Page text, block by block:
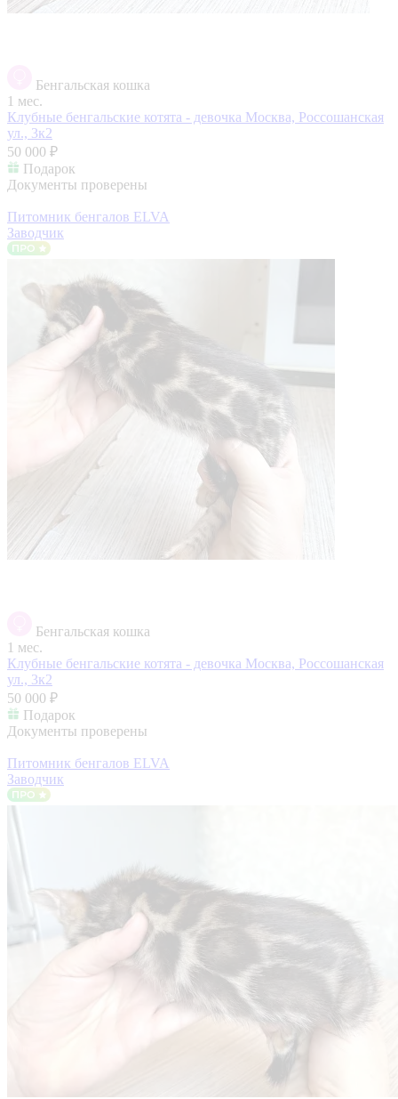
Бенгальская кошка
1 мес.
Клубные бенгальские котята - девочка Москва, Россошанская
ул., 3к2
50 000 ₽
Подарок
Документы проверены
Питомник бенгалов ELVA
Заводчик
Бенгальская кошка
1 мес.
Клубные бенгальские котята - девочка Москва, Россошанская
ул., 3к2
50 000 ₽
Подарок
Документы проверены
Питомник бенгалов ELVA
Заводчик